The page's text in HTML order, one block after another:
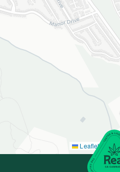
Leaflet|©